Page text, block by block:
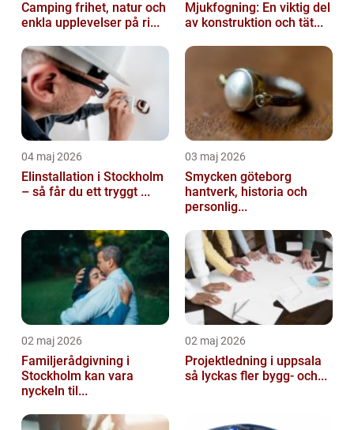
Camping frihet, natur och
enkla upplevelser på ri...
Mjukfogning: En viktig del
av konstruktion och tät...
04 maj 2026
Elinstallation i Stockholm
– så får du ett tryggt ...
03 maj 2026
Smycken göteborg
hantverk, historia och
personlig...
02 maj 2026
Familjerådgivning i
Stockholm kan vara
nyckeln til...
02 maj 2026
Projektledning i uppsala
så lyckas fler bygg- och...